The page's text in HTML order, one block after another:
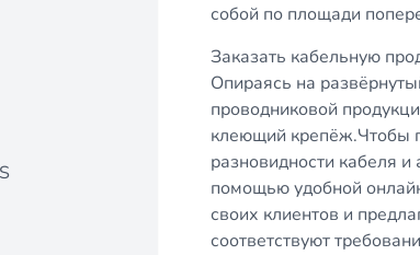
собой по площади
Заказать кабельную
Опираясь на
проводниковой
клеющий крепёж.Чтобы
разновидности кабеля
помощью удобной
своих клиентов и
соответствуют